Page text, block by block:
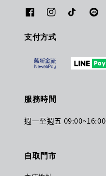
支付方式
服務時間
週一至週五 09:00~16:00
自取門市